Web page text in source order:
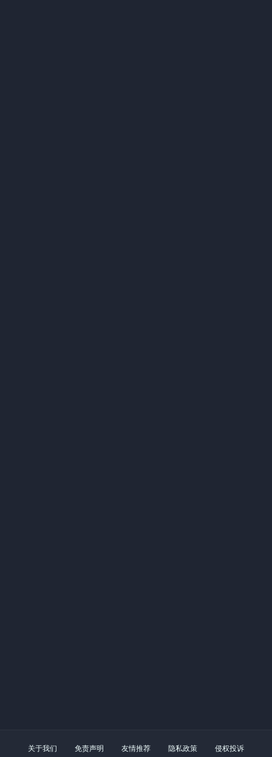
关于我们 免责声明 友情推荐 隐私政策 侵权投诉